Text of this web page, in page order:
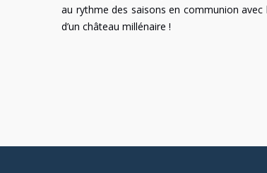
au rythme des saisons en communion avec
d’un château millénaire !